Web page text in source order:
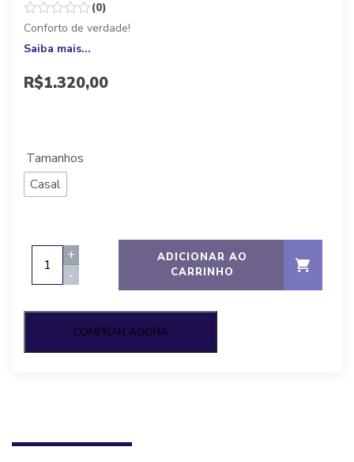
(0)
Conforto de verdade!
Saiba mais...
R$1.320,00
Tamanhos
Casal
Colchão
Ouroflex
Toraflex
quantity
+
-
ADICIONAR AO
CARRINHO
COMPRAR AGORA